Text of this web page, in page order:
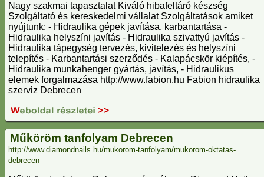
Nagy szakmai tapasztalat Kiváló hibafeltáró készség
Szolgáltató és kereskedelmi vállalat Szolgáltatások amiket
nyújtunk: - Hidraulika gépek javítása, karbantartása -
Hidraulika helyszíni javítás - Hidraulika szivattyú javítás -
Hidraulika tápegység tervezés, kivitelezés és helyszíni
telepítés - Karbantartási szerződés - Kalapácskör kiépítés, -
Hidraulika munkahenger gyártás, javítás, - Hidraulikus
elemek forgalmazása http://www.fabion.hu Fabion hidraulika
szerviz Debrecen
Műköröm tanfolyam Debrecen
http://www.diamondnails.hu/mukorom-tanfolyam/mukorom-oktatas-
debrecen